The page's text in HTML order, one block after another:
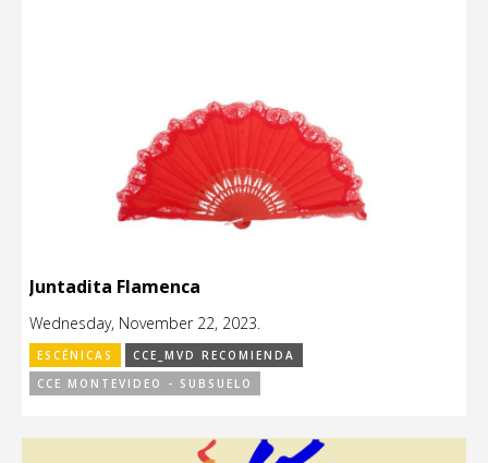
Juntadita Flamenca
Wednesday, November 22, 2023.
ESCÉNICAS
CCE_MVD RECOMIENDA
CCE MONTEVIDEO - SUBSUELO